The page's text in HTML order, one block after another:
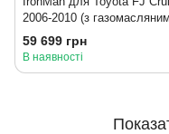
2006-2010 (з
амортизаторами)
59 699 грн
В наявності